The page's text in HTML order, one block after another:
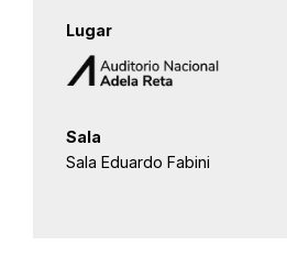
Lugar
Sala
Sala Eduardo Fabini